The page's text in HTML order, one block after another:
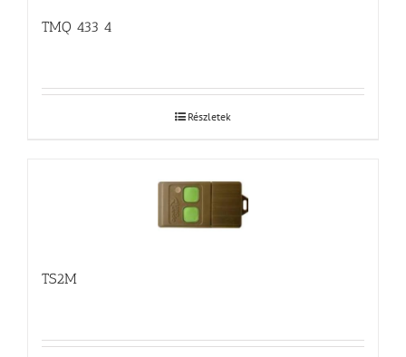
TMQ 433 4
Részletek
TS2M